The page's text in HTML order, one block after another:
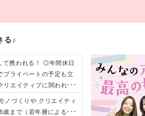
る♪
携われる！ ◎年間休日
ライベートの予定も立
エイティブに関われる
ノづくりや クリエイティ
まで（若年層による長